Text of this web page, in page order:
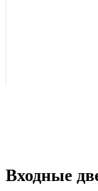
Входные